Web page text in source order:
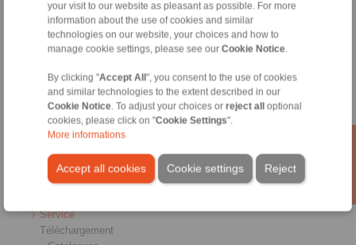
your visit to our website as pleasant as possible. For more
information about the use of cookies and similar
technologies on our website, your choices and how to
manage cookie settings, please see our Cookie Notice
By clicking "Accept All", you consent to the use of cookies
and similar technologies to the extent described in our
Cookie Notice . To adjust your choices or reject alloptional
cookies, please click on "Cookie Settings".
More informations
Accept all cookies Reject
Cookie settings
Produits
Aperçu
Roues libres
Liaisons Arbre-Moyeu
Accouplements fortes charges
Accouplements industriels
Accouplements de précision
Mandrins de serrage de précision
RCS® Remote Control Systems
Secteurs
Service
Téléchargement